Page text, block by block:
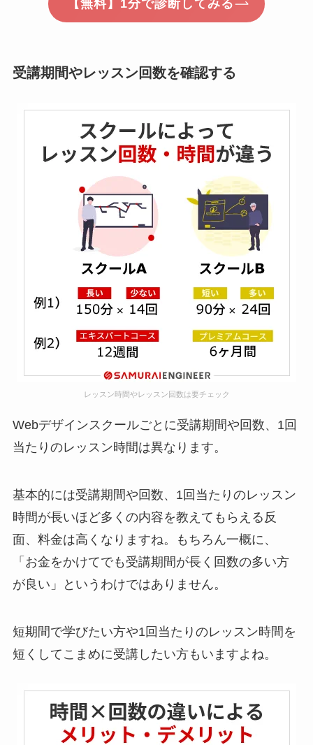
【無料】1分で診断してみる
受講期間やレッスン回数を確認する
レッスン時間やレッスン回数は要チェック
Webデザインスクールごとに受講期間や回数、1回
当たりのレッスン時間は異なります。
基本的には受講期間や回数、1回当たりのレッスン
時間が長いほど多くの内容を教えてもらえる反
面、料金は高くなりますね。もちろん一概に、
「お金をかけてでも受講期間が長く回数の多い方
が良い」というわけではありません。
短期間で学びたい方や1回当たりのレッスン時間を
短くしてこまめに受講したい方もいますよね。